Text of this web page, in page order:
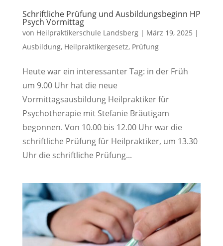
Schriftliche Prüfung und Ausbildungsbeginn HP
Psych Vormittag
von Heilpraktikerschule Landsberg| März 19, 2025 |
Ausbildung, Heilpraktikergesetz, Prüfung
Heute war ein interessanter Tag: in der Früh
um 9.00 Uhr hat die neue
Vormittagsausbildung Heilpraktiker für
Psychotherapie mit Stefanie Bräutigam
begonnen. Von 10.00 bis 12.00 Uhr war die
schriftliche Prüfung für Heilpraktiker, um 13.30
Uhr die schriftliche Prüfung...